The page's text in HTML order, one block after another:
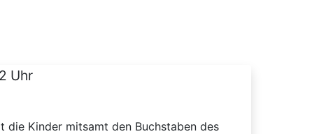
Uhr
die Kinder mitsamt den Buchstaben des